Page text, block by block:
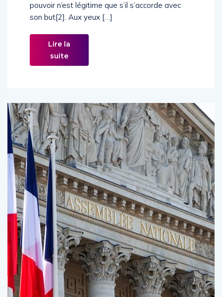
pouvoir n’est légitime que s’il s’accorde avec
son but[2]. Aux yeux […]
Lire la
suite